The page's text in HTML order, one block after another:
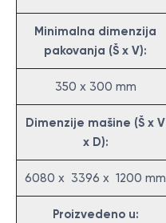
Minimalna dimenzija
pakovanja (Š x V):
350 x 300 mm
Dimenzije mašine (Š x V
x D):
6080 x 3396 x 1200 mm
Proizvedeno u: